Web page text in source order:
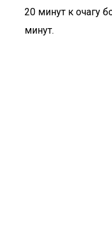
20 минут к очагу
минут.